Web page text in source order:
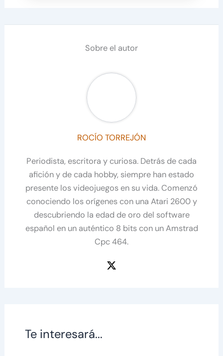
Sobre el autor
ROCÍO TORREJÓN
Periodista, escritora y curiosa. Detrás de cada
afición y de cada hobby, siempre han estado
presente los videojuegos en su vida. Comenzó
conociendo los orígenes con una Atari 2600 y
descubriendo la edad de oro del software
español en un auténtico 8 bits con un Amstrad
Cpc 464.
Te interesará...